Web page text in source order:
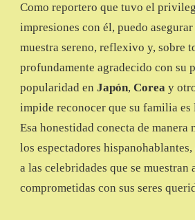
Como reportero que tuvo el
impresiones con él, puedo asegurar
muestra sereno, reflexivo y, sobre
profundamente agradecido con su
popularidad en Japón, Corea y
impide reconocer que su familia es
Esa honestidad conecta de manera
los espectadores
a las celebridades que se muestran
comprometidas con sus seres